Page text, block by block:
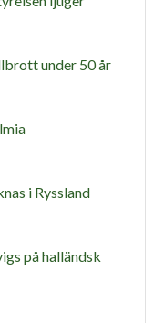
under 50 år
i Ryssland
på halländsk